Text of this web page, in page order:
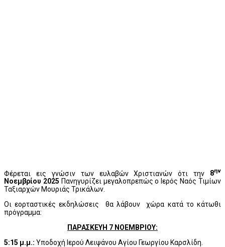
Φέρεται εις γνώσιν των ευλαβών Χριστιανών ότι την 8ην
Νοεμβρίου 2025 Πανηγυρίζει μεγαλοπρεπώς ο Ιερός Ναός Τιμίων
Ταξιαρχών Μουριάς Τρικάλων.
Οι εορταστικές εκδηλώσεις θα λάβουν χώρα κατά το κάτωθι
πρόγραμμα:
ΠΑΡΑΣΚΕΥΗ 7 ΝΟΕΜΒΡΙΟΥ:
5:15 μ.μ.: Υποδοχή Ιερού Λειψάνου Αγίου Γεωργίου Καρσλίδη.